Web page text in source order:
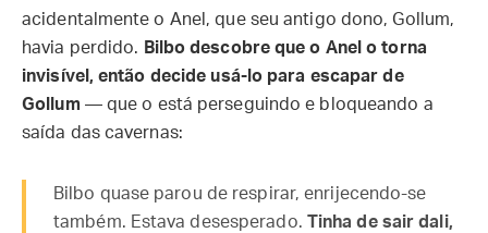
acidentalmente o Anel, que seu antigo dono, Gollum,
havia perdido. Bilbo descobre que o Anel o torna
invisível, então decide usá-lo para escapar de
Gollum — que o está perseguindo e bloqueando a
saída das cavernas:
Bilbo quase parou de respirar, enrijecendo-se
também. Estava desesperado. Tinha de sair dali,